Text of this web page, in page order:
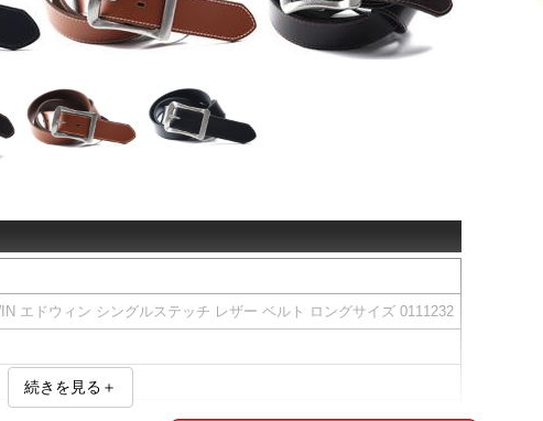
エドウィン シングルステッチ レザー ベルト ロングサイズ 0111232
続きを見る＋